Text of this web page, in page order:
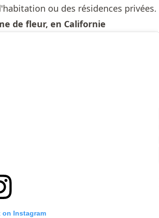
ou des résidences privées.
de fleur, en Californie
Instagram